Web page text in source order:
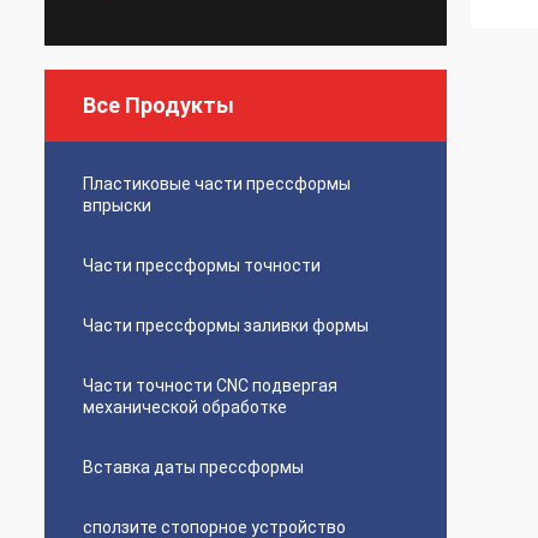
Все Продукты
Пластиковые части прессформы
впрыски
Части прессформы точности
Части прессформы заливки формы
Части точности CNC подвергая
механической обработке
Вставка даты прессформы
сползите стопорное устройство